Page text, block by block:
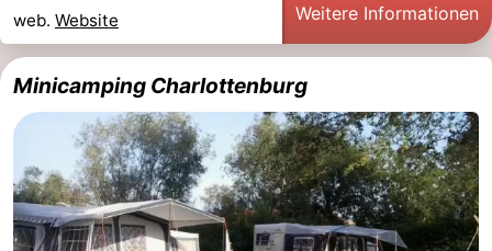
&
tun
-
Museen
-
Denkmäler
-
Aussichtspunkte
Attraktionen
web. Website Weitere Informationen
Minicamping Charlottenburg